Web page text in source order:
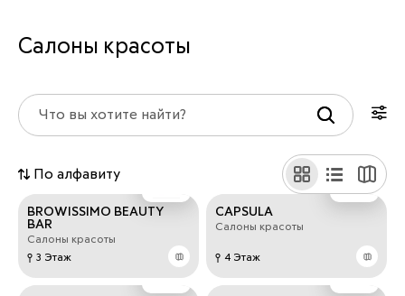
Салоны красоты
По алфавиту
BROWISSIMO BEAUTY
BAR
Салоны красоты
3 Этаж
CAPSULA
Салоны красоты
4 Этаж